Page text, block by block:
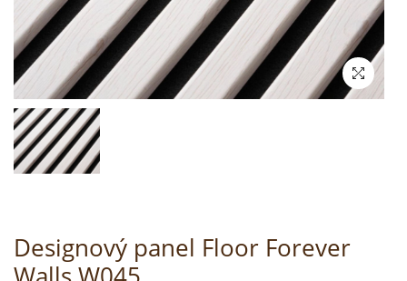
REFERENCE
SOUTĚŽ
KONTAKT
Designový panel Floor Forever